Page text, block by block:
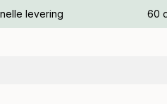
levering 60